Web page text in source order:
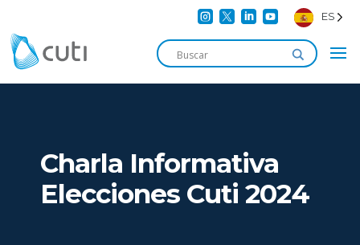
    ES
Charla Informativa
Elecciones Cuti 2024